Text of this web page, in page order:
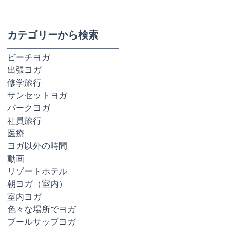
カテゴリーから検索
ビーチヨガ
出張ヨガ
修学旅行
サンセットヨガ
パークヨガ
社員旅行
医療
ヨガ以外の時間
動画
リゾートホテル
朝ヨガ（室内）
室内ヨガ
色々な場所でヨガ
プールサップヨガ